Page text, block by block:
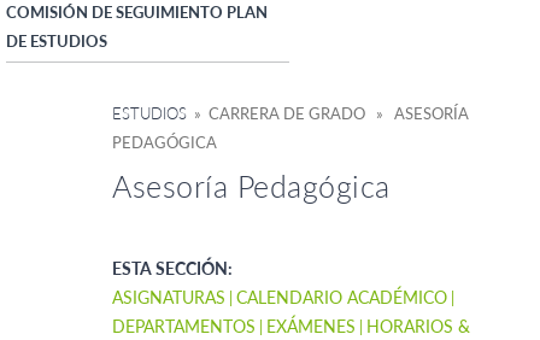
COMISIÓN DE SEGUIMIENTO PLAN
DE ESTUDIOS
ESTUDIOS » CARRERA DE GRADO » ASESORÍA
PEDAGÓGICA
Asesoría Pedagógica
ESTA SECCIÓN:
ASIGNATURAS CALENDARIO ACADÉMICO
DEPARTAMENTOS
EXÁMENES
HORARIOS &